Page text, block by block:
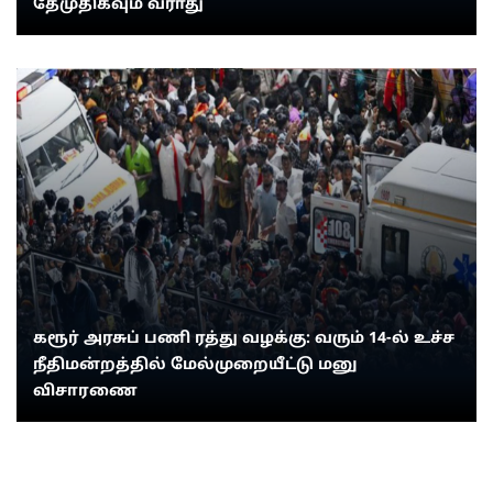
தேமுதிகவும் வராது
கரூர் அரசுப் பணி ரத்து வழக்கு: வரும் 14-ல் உச்ச
நீதிமன்றத்தில் மேல்முறையீட்டு மனு
விசாரணை